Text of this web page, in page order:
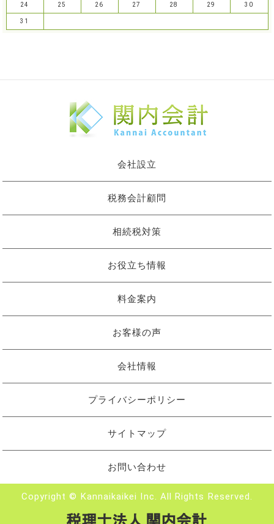
24 25 26 27 28 29 30
31
会社設立
税務会計顧問
相続税対策
お役立ち情報
料金案内
お客様の声
会社情報
プライバシーポリシー
サイトマップ
お問い合わせ
Copyright © Kannaikaikei Inc. All Rights Reserved.